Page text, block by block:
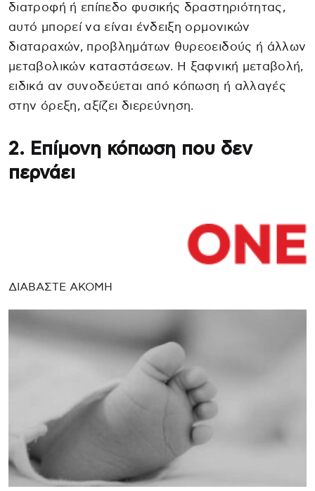
διατροφή ή επίπεδο φυσικής δραστηριότητας,
αυτό μπορεί να είναι ένδειξη ορμονικών
διαταραχών, προβλημάτων θυρεοειδούς ή άλλων
μεταβολικών καταστάσεων. Η ξαφνική μεταβολή,
ειδικά αν συνοδεύεται από κόπωση ή αλλαγές
στην όρεξη, αξίζει διερεύνηση.
2. Επίμονη κόπωση που δεν
περνάει
ΔΙΑΒΑΣΤΕ ΑΚΟΜΗ